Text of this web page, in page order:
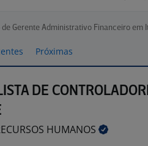
de Gerente Administrativo Financeiro em
Próximas
DE
HUMANOS